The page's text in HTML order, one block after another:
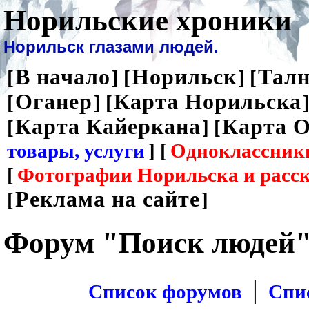
Норильские хроники
Норильск глазами людей.
[В начало] [Норильск] [
[Оганер] [Карта Норильска
[Карта Кайеркана] [Карта
товары, услуги ] [
[ Фотографии Норильска и
[Реклама на сайте]
Форум "Поиск
Список форумов |